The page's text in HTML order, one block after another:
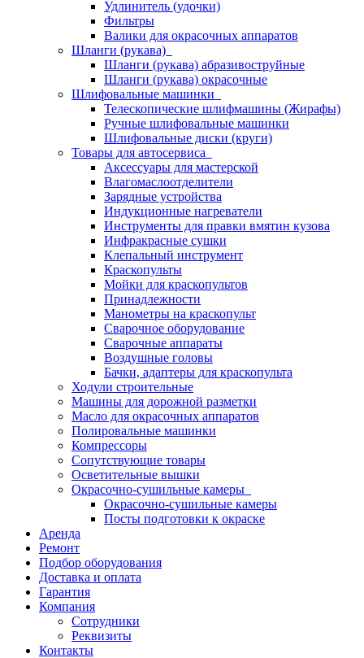
Удлинитель (удочки)
Фильтры
Валики для окрасочных аппаратов
Шланги (рукава)
Шланги (рукава) абразивоструйные
Шланги (рукава) окрасочные
Шлифовальные машинки
Телескопические шлифмашины (Жирафы)
Ручные шлифовальные машинки
Шлифовальные диски (круги)
Товары для автосервиса
Аксессуары для мастерской
Влагомаслоотделители
Зарядные устройства
Индукционные нагреватели
Инструменты для правки вмятин кузова
Инфракрасные сушки
Клепальный инструмент
Краскопульты
Мойки для краскопультов
Принадлежности
Манометры на краскопульт
Сварочное оборудование
Сварочные аппараты
Воздушные головы
Бачки, адаптеры для краскопульта
Ходули строительные
Машины для дорожной разметки
Масло для окрасочных аппаратов
Полировальные машинки
Компрессоры
Сопутствующие товары
Осветительные вышки
Окрасочно-сушильные камеры
Окрасочно-сушильные камеры
Посты подготовки к окраске
Аренда
Ремонт
Подбор оборудования
Доставка и оплата
Гарантия
Компания
Сотрудники
Реквизиты
Контакты